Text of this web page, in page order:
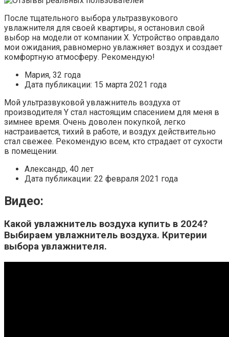
После тщательного выбора ультразвукового
увлажнителя для своей квартиры, я остановил свой
выбор на модели от компании X. Устройство оправдало
мои ожидания, равномерно увлажняет воздух и создает
комфортную атмосферу. Рекомендую!
Мария, 32 года
Дата публикации: 15 марта 2021 года
Мой ультразвуковой увлажнитель воздуха от
производителя Y стал настоящим спасением для меня в
зимнее время. Очень доволен покупкой, легко
настраивается, тихий в работе, и воздух действительно
стал свежее. Рекомендую всем, кто страдает от сухости
в помещении.
Александр, 40 лет
Дата публикации: 22 февраля 2021 года
Видео:
Какой увлажнитель воздуха купить в 2024?
Выбираем увлажнитель воздуха. Критерии
выбора увлажнителя.